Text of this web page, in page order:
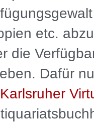
etc.
die
Dafür
Karlsruher